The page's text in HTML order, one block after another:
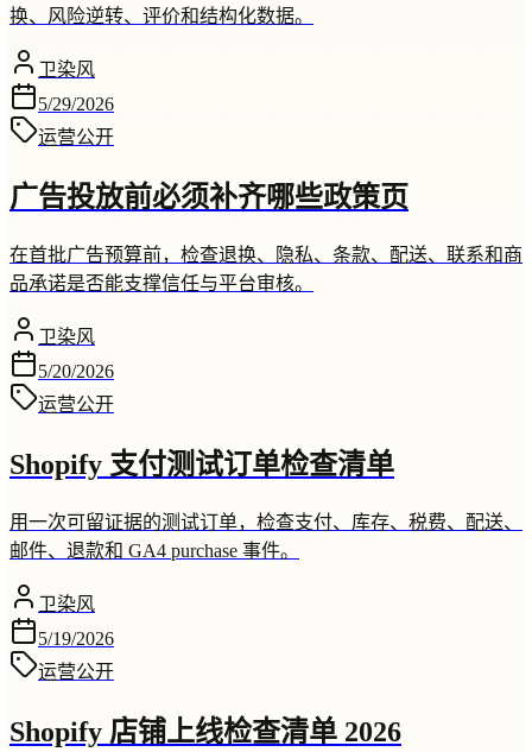
换、风险逆转、评价和结构化数据。
卫染风
5/29/2026
运营公开
广告投放前必须补齐哪些政策页
在首批广告预算前，检查退换、隐私、条款、配送、联系和商
品承诺是否能支撑信任与平台审核。
卫染风
5/20/2026
运营公开
Shopify 支付测试订单检查清单
用一次可留证据的测试订单，检查支付、库存、税费、配送、
邮件、退款和 GA4 purchase 事件。
卫染风
5/19/2026
运营公开
Shopify 店铺上线检查清单 2026